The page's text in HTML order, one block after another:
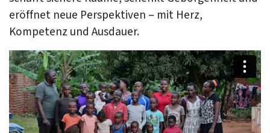
eröffnet neue Perspektiven – mit Herz,
Kompetenz und Ausdauer.